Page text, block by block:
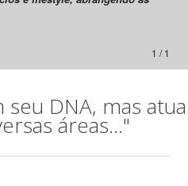
1 / 1
DNA, mas atua
áreas..."